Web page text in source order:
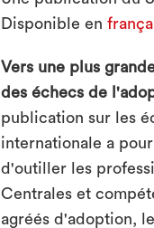
Disponible en
Vers une plus
des échecs de
publication sur les
internationale a
d'outiller les
Centrales et
agréés d'adoption,